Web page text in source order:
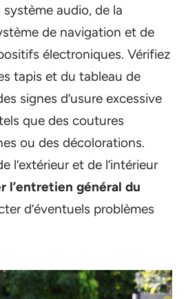
audio, de la
de navigation et de
électroniques. Vérifiez
tapis et du tableau de
signes d’usure excessive
que des coutures
ou des décolorations.
l’extérieur et de l’intérieur
l’entretien général du
d’éventuels problèmes